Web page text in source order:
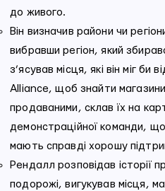
до живого.
Він визначив райони чи
вибравши регіон, який
з’ясував місця, які він міг би
Alliance, щоб знайти
продаваними, склав їх на
демонстраційної команди,
мають справді хорошу
Рендалл розповідав історії
подорожі, вигукував місця,